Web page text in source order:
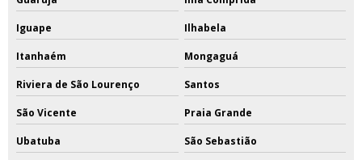
Iguape Ilhabela
Itanhaém Mongaguá
Riviera de São Lourenço Santos
São Vicente Praia Grande
Ubatuba São Sebastião